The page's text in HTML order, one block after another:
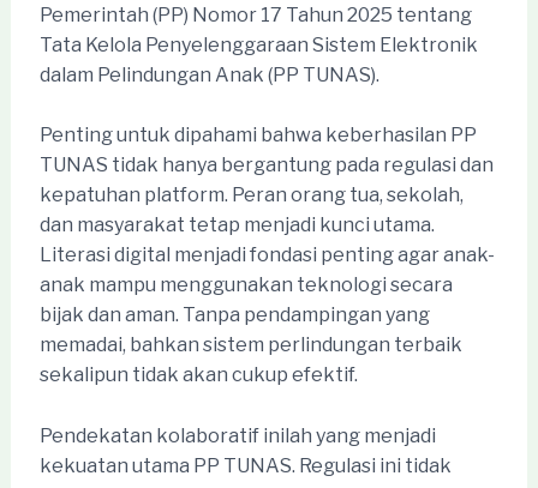
Pemerintah (PP) Nomor 17 Tahun 2025 tentang
Tata Kelola Penyelenggaraan Sistem Elektronik
dalam Pelindungan Anak (PP TUNAS).
Penting untuk dipahami bahwa keberhasilan PP
TUNAS tidak hanya bergantung pada regulasi dan
kepatuhan platform. Peran orang tua, sekolah,
dan masyarakat tetap menjadi kunci utama.
Literasi digital menjadi fondasi penting agar anak-
anak mampu menggunakan teknologi secara
bijak dan aman. Tanpa pendampingan yang
memadai, bahkan sistem perlindungan terbaik
sekalipun tidak akan cukup efektif.
Pendekatan kolaboratif inilah yang menjadi
kekuatan utama PP TUNAS. Regulasi ini tidak